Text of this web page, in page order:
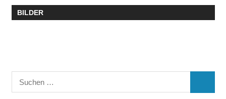
BILDER
Suchen
nach: